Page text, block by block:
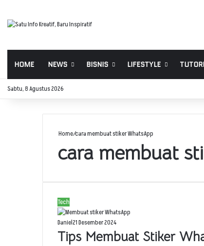
HOME NEWS BISNIS LIFESTYLE
Sabtu, 8 Agustus 2026
Home/cara membuat stiker WhatsApp
cara membuat
Tech
Daniel21 Desember 2024
Tips Membuat Stiker